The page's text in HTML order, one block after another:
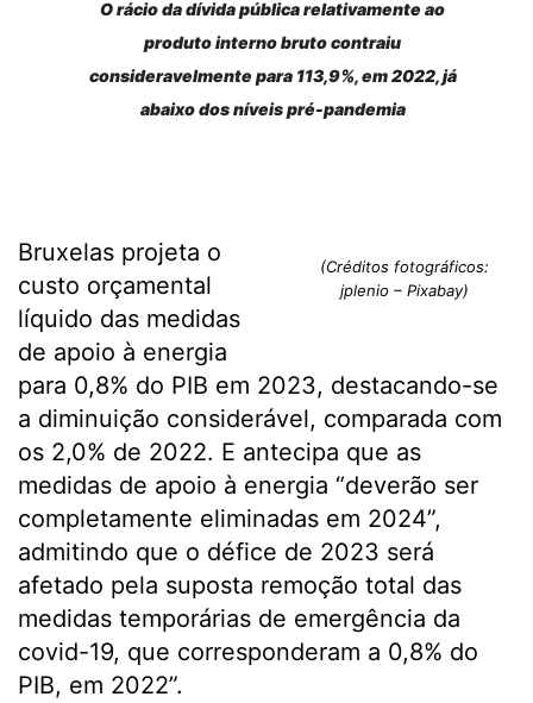
O rácio da dívida pública relativamente ao
produto interno bruto contraiu
consideravelmente para 113,9%, em 2022, já
abaixo dos níveis pré-pandemia
(Créditos fotográficos:
jplenio – Pixabay)
Bruxelas projeta o
custo orçamental
líquido das medidas
de apoio à energia
para 0,8% do PIB em 2023, destacando-se
a diminuição considerável, comparada com
os 2,0% de 2022. E antecipa que as
medidas de apoio à energia “deverão ser
completamente eliminadas em 2024”,
admitindo que o défice de 2023 será
afetado pela suposta remoção total das
medidas temporárias de emergência da
covid-19, que corresponderam a 0,8% do
PIB, em 2022”.